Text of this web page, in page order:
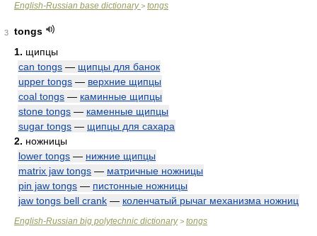
English-Russian base dictionary> tongs
3
tongs
1. щипцы
can tongs — щипцы для банок
upper tongs — верхние щипцы
coal tongs — каминные щипцы
stone tongs — каменные щипцы
sugar tongs — щипцы для сахара
2. ножницы
lower tongs — нижние щипцы
matrix jaw tongs — матричные ножницы
pin jaw tongs — пистонные ножницы
jaw tongs bell crank — коленчатый рычаг механизма ножниц
English-Russian big polytechnic dictionary> tongs